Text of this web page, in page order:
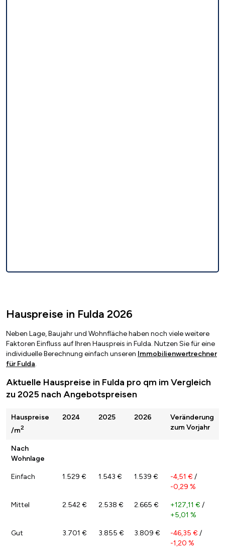
Hauspreise in Fulda 2026
Neben Lage, Baujahr und Wohnfläche haben noch viele weitere
Faktoren Einfluss auf Ihren Hauspreis in Fulda. Nutzen Sie für eine
individuelle Berechnung einfach unseren Immobilienwertrechner
für Fulda.
Aktuelle Hauspreise in Fulda pro qm im Vergleich
zu 2025 nach Angebotspreisen
Hauspreise
/m2
2024 2025 2026
Veränderung
zum Vorjahr
Nach
Wohnlage
Einfach 1.529 € 1.543 € 1.539 € -4,51 € /
-0,29 %
Mittel 2.542 € 2.538 € 2.665 € +127,11 € /
+5,01 %
Gut 3.701 € 3.855 € 3.809 € -46,35 € /
-1,20 %